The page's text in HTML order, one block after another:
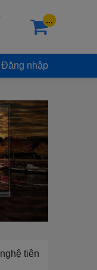
...
Đăng nhập
tiên